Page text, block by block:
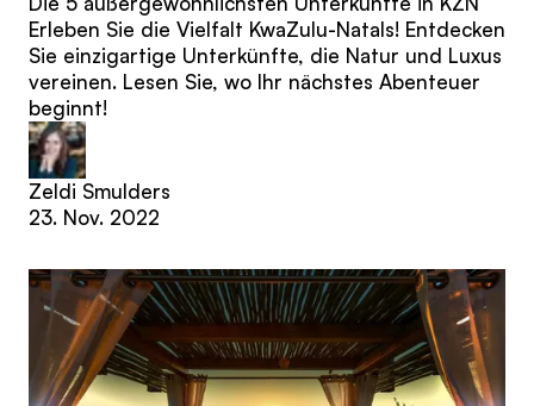
Erleben Sie die Vielfalt KwaZulu-Natals! Entdecken
Sie einzigartige Unterkünfte, die Natur und Luxus
vereinen. Lesen Sie, wo Ihr nächstes Abenteuer
beginnt!
Zeldi Smulders
23. Nov. 2022